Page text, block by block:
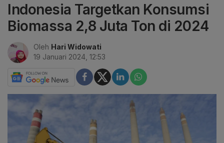
Indonesia Targetkan Konsumsi
Biomassa 2,8 Juta Ton di 2024
Oleh Hari Widowati
19 Januari 2024, 12:53